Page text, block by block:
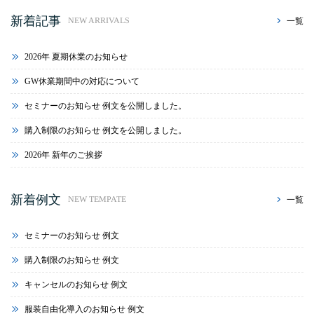
新着記事 NEW ARRIVALS 一覧
2026年 夏期休業のお知らせ
GW休業期間中の対応について
セミナーのお知らせ 例文を公開しました。
購入制限のお知らせ 例文を公開しました。
2026年 新年のご挨拶
新着例文 NEW TEMPATE 一覧
セミナーのお知らせ 例文
購入制限のお知らせ 例文
キャンセルのお知らせ 例文
服装自由化導入のお知らせ 例文